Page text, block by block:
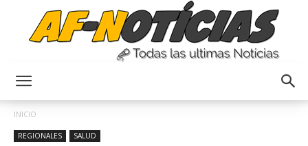
INICIO
REGIONALES SALUD